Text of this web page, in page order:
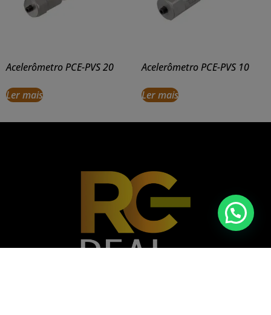
Acelerômetro PCE-PVS 20
Ler mais
Acelerômetro PCE-PVS 10
Ler mais